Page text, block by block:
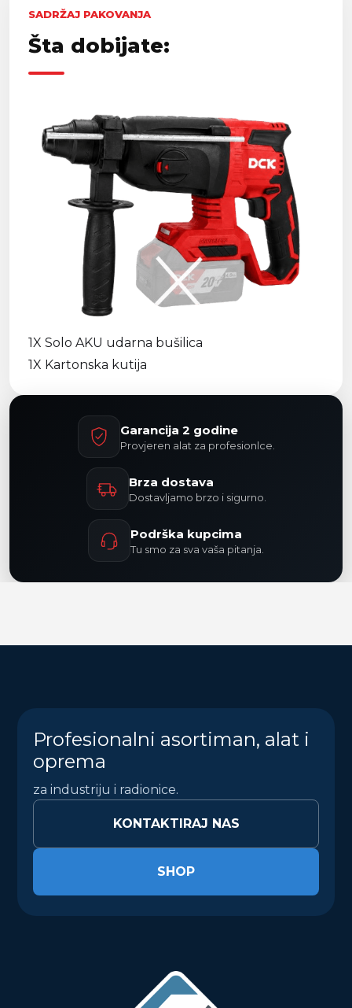
SADRŽAJ PAKOVANJA
Šta dobijate:
1X Solo AKU udarna bušilica
1X Kartonska kutija
Garancija 2 godine
Provjeren alat za profesionlce.
Brza dostava
Dostavljamo brzo i sigurno.
Podrška kupcima
Tu smo za sva vaša pitanja.
Profesionalni asortiman, alat i
oprema
za industriju i radionice.
KONTAKTIRAJ NAS
SHOP